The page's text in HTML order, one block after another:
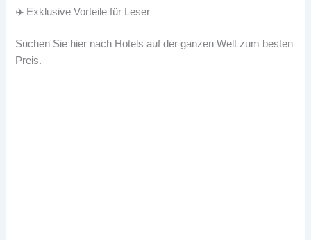
✈️ Exklusive Vorteile für Leser
Suchen Sie hier nach Hotels auf der ganzen Welt zum besten
Preis.